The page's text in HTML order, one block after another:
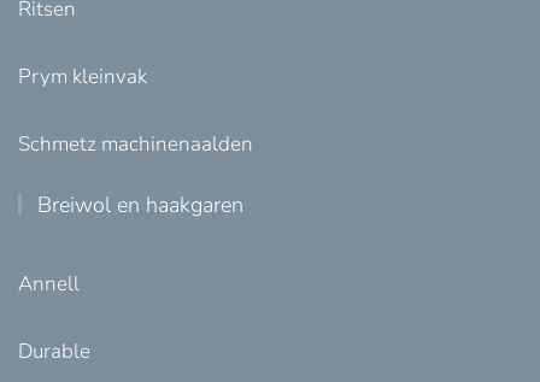
Ritsen
Prym kleinvak
Schmetz machinenaalden
Breiwol en haakgaren
Annell
Durable